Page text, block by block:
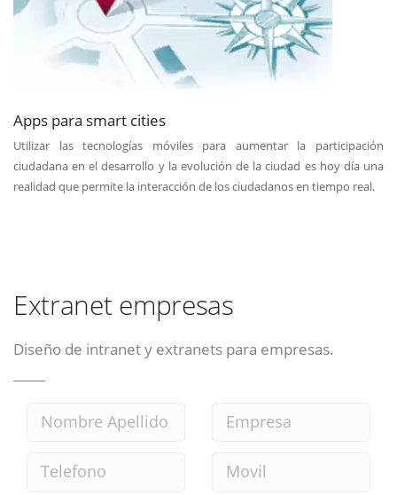
Apps para smart cities
Utilizar las tecnologías móviles para aumentar la participación
ciudadana en el desarrollo y la evolución de la ciudad es hoy día una
realidad que permite la interacción de los ciudadanos en tiempo real.
Extranet empresas
Diseño de intranet y extranets para empresas.